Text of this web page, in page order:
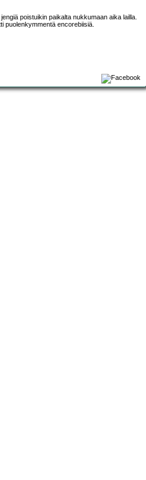
poistuikin paikalta nukkumaan aika lailla.
puolenkymmentä encorebiisiä.